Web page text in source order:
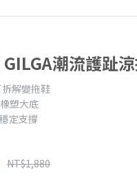
潮流護趾
解變拖鞋
塑大底
定支撐
NT$1,880